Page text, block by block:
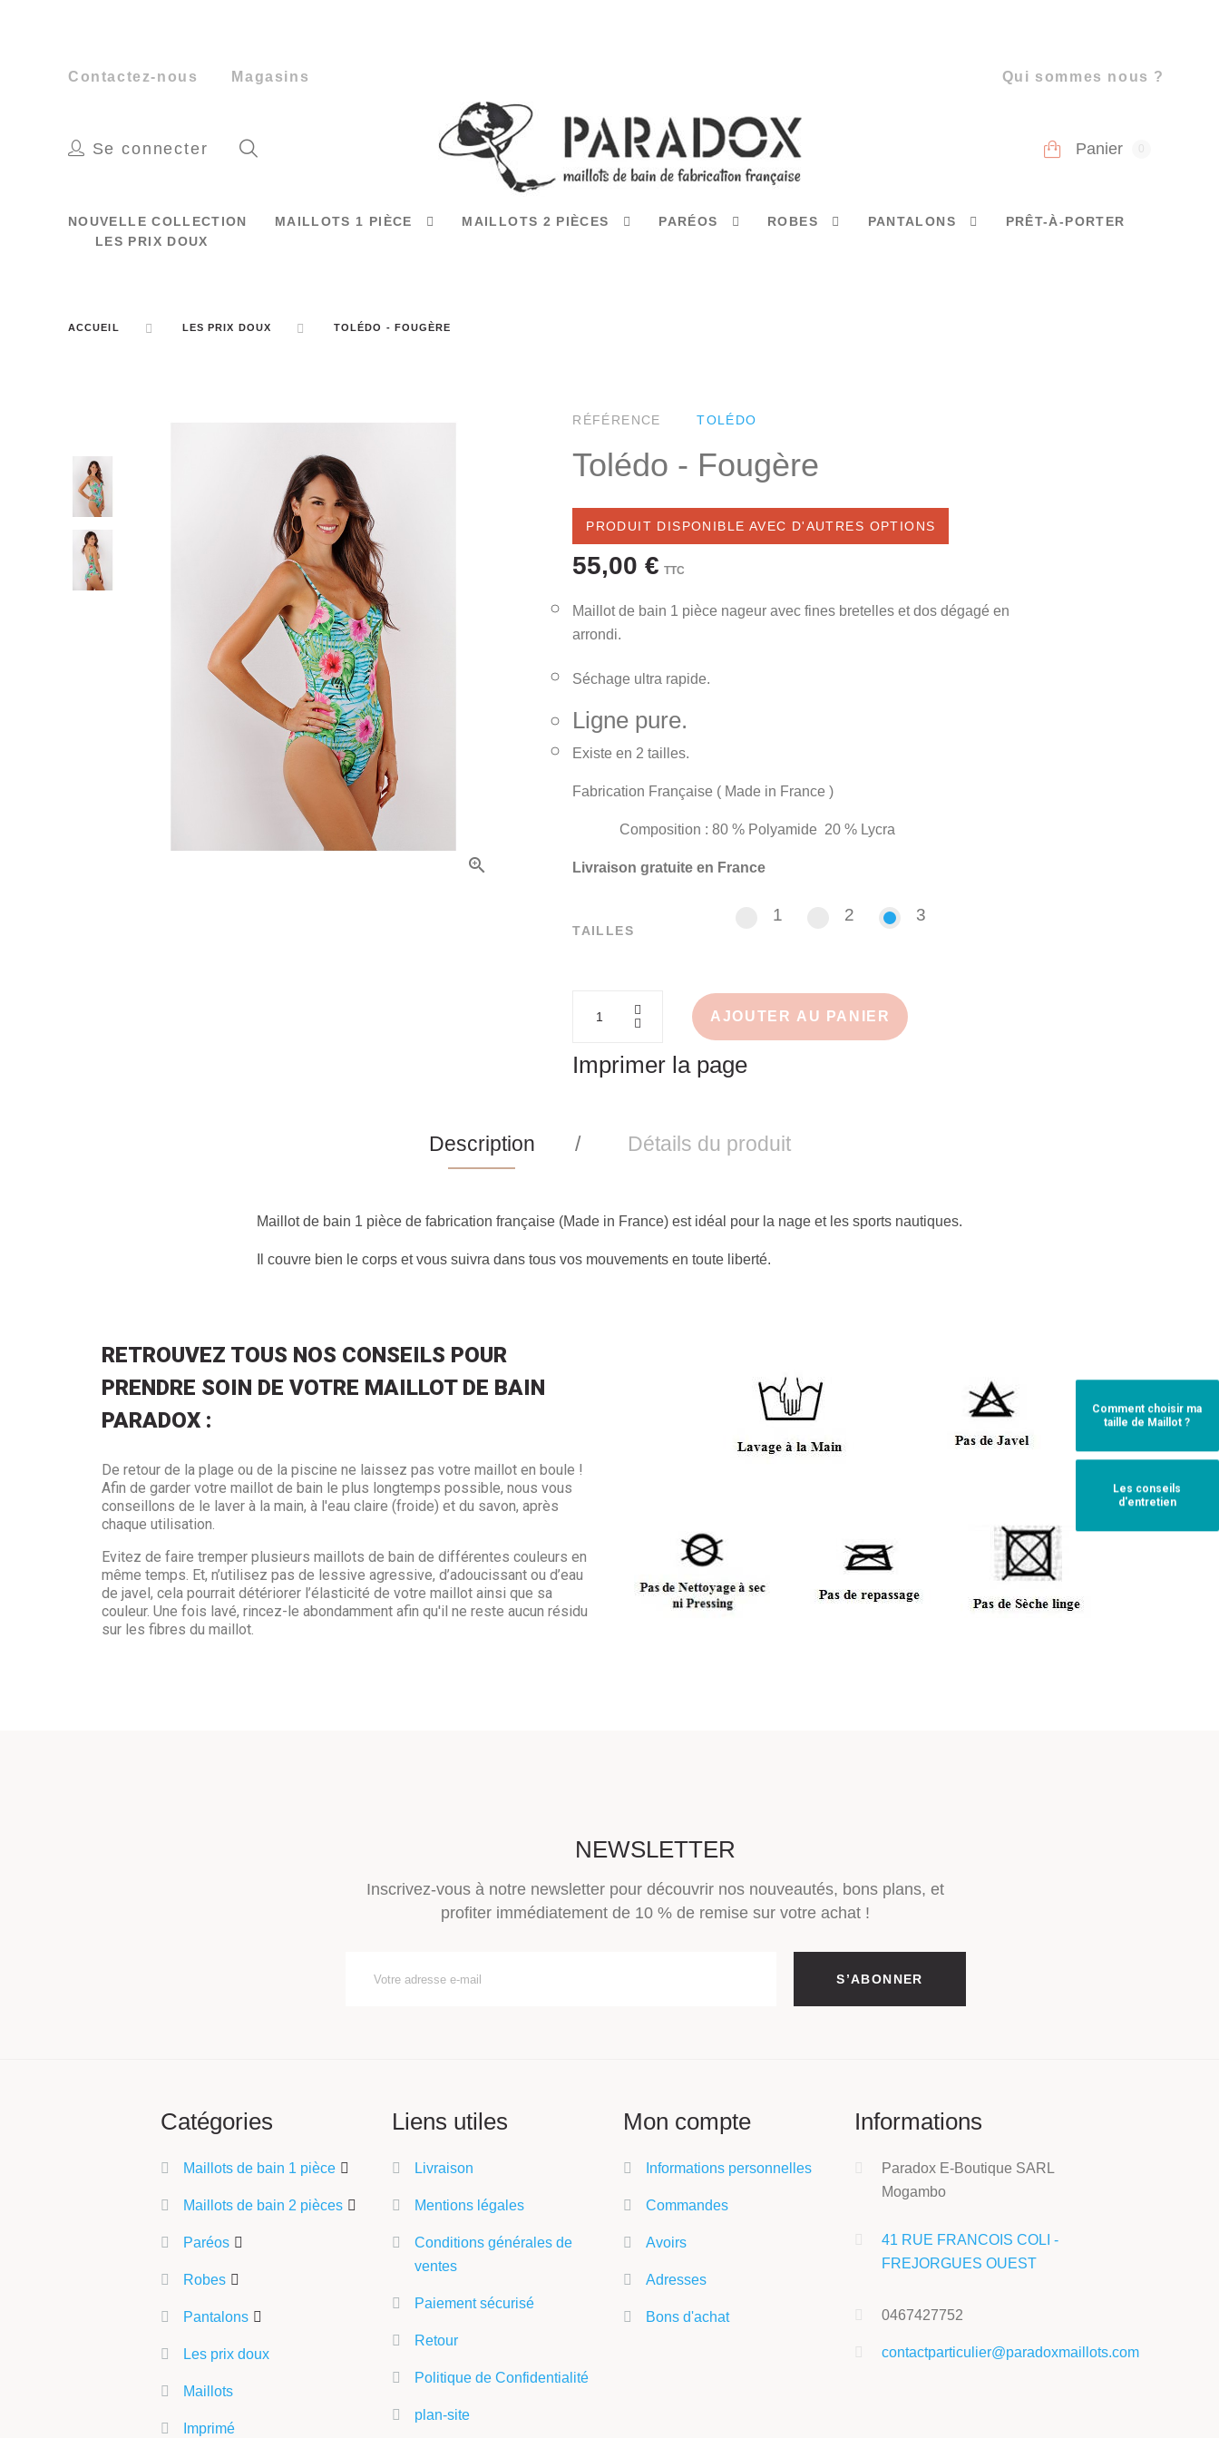
Contactez-nous Magasins Qui sommes nous ?
Se connecter Panier
NOUVELLE COLLECTION MAILLOTS 1 PIÈCE MAILLOTS 2 PIÈCES PARÉOS ROBES PANTALONS
PRÊT-À-PORTER
LES PRIX DOUX
ACCUEIL LES PRIX DOUX TOLÉDO - FOUGÈRE
Comment choisir ma
taille de Maillot ?
Les conseils
d'entretien
RÉFÉRENCE TOLÉDO
Tolédo - Fougère
PRODUIT DISPONIBLE AVEC D'AUTRES OPTIONS
55,00 € TTC
Maillot de bain 1 pièce nageur avec fines bretelles et dos dégagé en
arrondi.
Séchage ultra rapide.
Ligne pure.
Existe en 2 tailles.
Fabrication Française ( Made in France )
Composition : 80 % Polyamide 20 % Lycra
Livraison gratuite en France
TAILLES
1 2 3
AJOUTER AU PANIER
Imprimer la page
Description Détails du produit
Maillot de bain 1 pièce de fabrication française (Made in France) est idéal pour la nage et les sports nautiques.
Il couvre bien le corps et vous suivra dans tous vos mouvements en toute liberté.
RETROUVEZ TOUS NOS CONSEILS POUR
PRENDRE SOIN DE VOTRE MAILLOT DE BAIN
PARADOX :
De retour de la plage ou de la piscine ne laissez pas votre maillot en boule !
Afin de garder votre maillot de bain le plus longtemps possible, nous vous
conseillons de le laver à la main, à l'eau claire (froide) et du savon, après
chaque utilisation.
Evitez de faire tremper plusieurs maillots de bain de différentes couleurs en
même temps. Et, n’utilisez pas de lessive agressive, d’adoucissant ou d’eau
de javel, cela pourrait détériorer l’élasticité de votre maillot ainsi que sa
couleur. Une fois lavé, rincez-le abondamment afin qu'il ne reste aucun résidu
sur les fibres du maillot.
NEWSLETTER
Inscrivez-vous à notre newsletter pour découvrir nos nouveautés, bons plans, et
profiter immédiatement de 10 % de remise sur votre achat !
Catégories
Maillots de bain 1 pièce
Maillots de bain 2 pièces
Paréos
Robes
Pantalons
Les prix doux
Maillots
Imprimé
Liens utiles
Livraison
Mentions légales
Conditions générales de
ventes
Paiement sécurisé
Retour
Politique de Confidentialité
plan-site
Mon compte
Informations personnelles
Commandes
Avoirs
Adresses
Bons d'achat
Informations
Paradox E-Boutique SARL
Mogambo
41 RUE FRANCOIS COLI -
FREJORGUES OUEST
0467427752
contactparticulier@paradoxmaillots.com